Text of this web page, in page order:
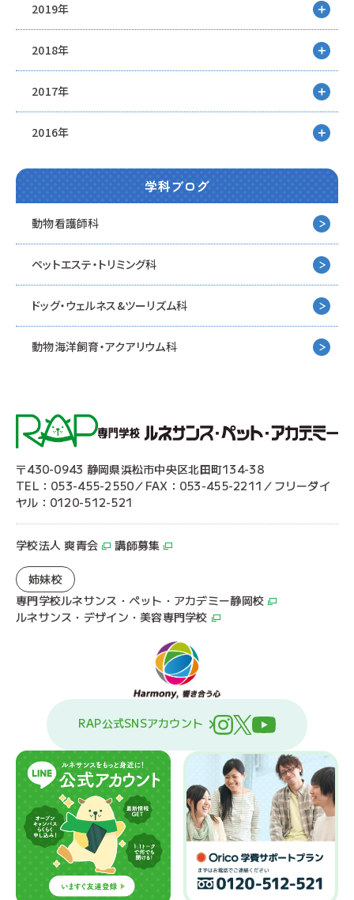
2019年
2018年
2017年
2016年
学科ブログ
動物看護師科
ペットエステ・トリミング科
ドッグ・ウェルネス&ツーリズム科
動物海洋飼育・アクアリウム科
〒430-0943 静岡県浜松市中央区北田町134-38
TEL：053-455-2550／FAX：053-455-2211／フリーダイ
ヤル：0120-512-521
学校法人 爽青会 講師募集
姉妹校
専門学校ルネサンス・ペット・アカデミー静岡校
ルネサンス・デザイン・美容専門学校
RAP公式SNSアカウント